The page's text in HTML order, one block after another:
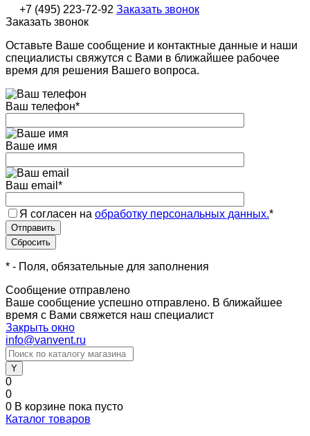
+7 (495) 223-72-92 Заказать звонок
Заказать звонок
Оставьте Ваше сообщение и контактные данные и наши
специалисты свяжутся с Вами в ближайшее рабочее
время для решения Вашего вопроса.
Ваш телефон*
Ваше имя
Ваш email *
Я согласен на обработку персональных данных.*
* - Поля, обязательные для заполнения
Сообщение отправлено
Ваше сообщение успешно отправлено. В ближайшее
время с Вами свяжется наш специалист
Закрыть окно
info@vanvent.ru
0
0
0 В корзине пока пусто
Каталог товаров